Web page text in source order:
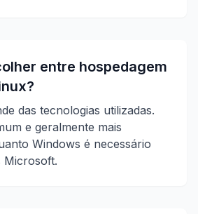
entre hospedagem
das tecnologias utilizadas.
e geralmente mais
Windows é necessário
Microsoft.